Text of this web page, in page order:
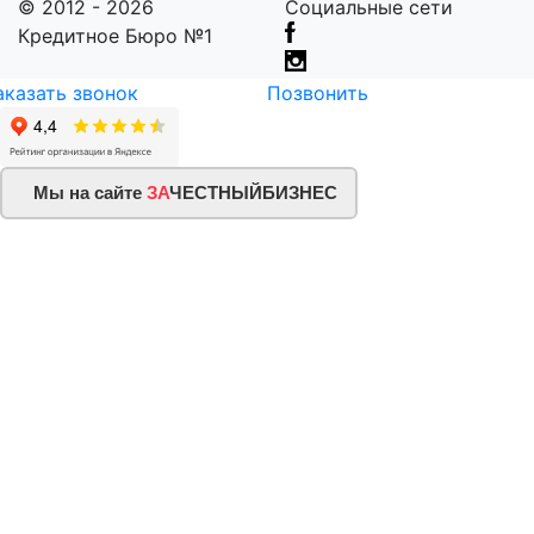
© 2012 - 2026
Кредитное Бюро №1
Социальные сети
звонок Позвонить
Мы на сайте ЗАЧЕСТНЫЙБИЗНЕС